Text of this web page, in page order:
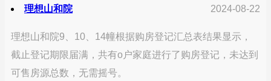
理想山和院 2024-08-22
理想山和院9、10、14幢根据购房登记汇总表结果显示，
截止登记期限届满，共有o户家庭进行了购房登记，未达到
可售房源总数，无需摇号。